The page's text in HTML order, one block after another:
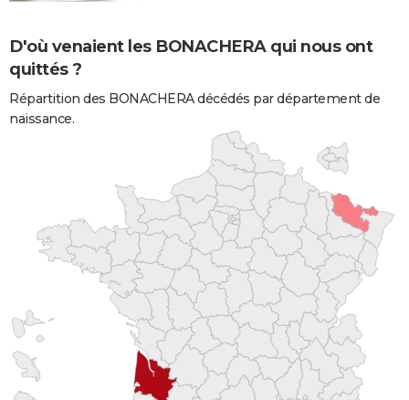
D'où venaient les BONACHERA qui nous ont
quittés ?
Répartition des BONACHERA décédés par département de
naissance.